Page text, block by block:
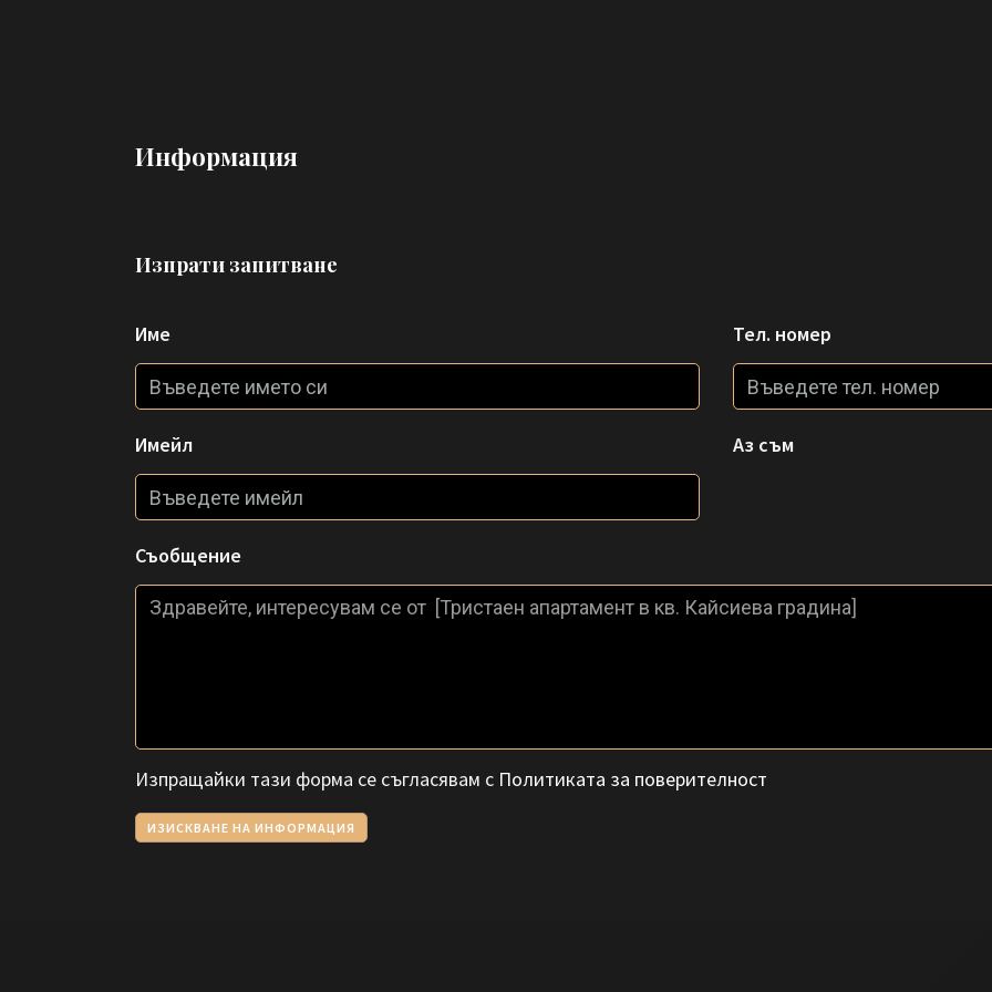
Информация
Изпрати запитване
Име Тел. номер
Имейл Аз съм
Съобщение
Изпращайки тази форма се съгласявам с Политиката за поверителност
ИЗИСКВАНЕ НА ИНФОРМАЦИЯ